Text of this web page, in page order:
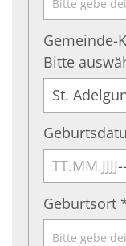
Gemeinde-
Bitte
Geburtsort